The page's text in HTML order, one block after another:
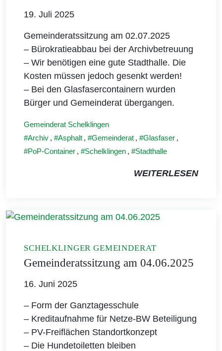
19. Juli 2025
Gemeinderatssitzung am 02.07.2025
– Bürokratieabbau bei der Archivbetreuung
– Wir benötigen eine gute Stadthalle. Die
Kosten müssen jedoch gesenkt werden!
– Bei den Glasfasercontainern wurden
Bürger und Gemeinderat übergangen.
Gemeinderat Schelklingen
Archiv , Asphalt , Gemeinderat , Glasfaser ,
PoP-Container , Schelklingen , Stadthalle
WEITERLESEN
SCHELKLINGER GEMEINDERAT
Gemeinderatssitzung am 04.06.2025
16. Juni 2025
– Form der Ganztagesschule
– Kreditaufnahme für Netze-BW Beteiligung
– PV-Freiflächen Standortkonzept
– Die Hundetoiletten bleiben